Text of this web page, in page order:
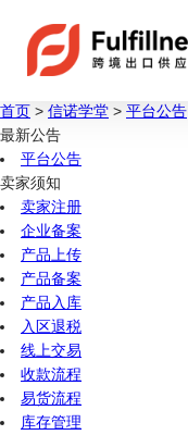
首页 > 信诺学堂 > 平台公告
最新公告
平台公告
卖家须知
卖家注册
企业备案
产品上传
产品备案
产品入库
入区退税
线上交易
收款流程
易货流程
库存管理